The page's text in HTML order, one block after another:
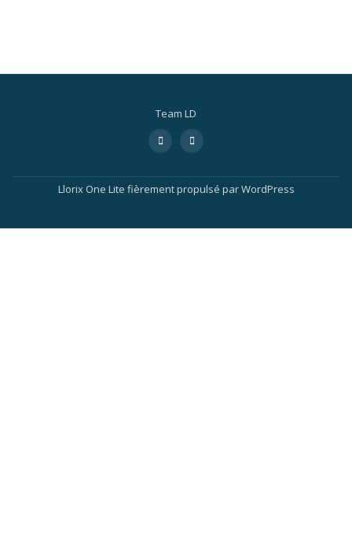
Team LD
Llorix One Lite fièrement propulsé parWordPress